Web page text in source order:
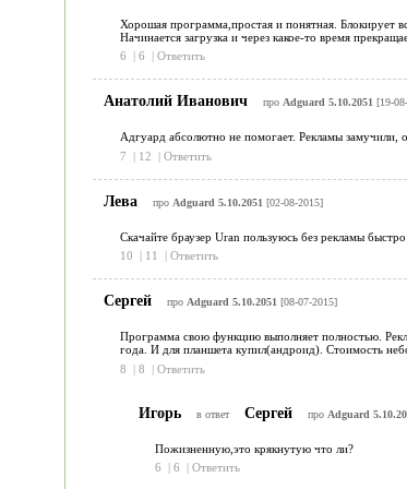
Хорошая программа,простая и понятная. Блокирует
Начинается загрузка и через какое-то время
6
| 6 | Ответить
Анатолий Иванович про Adguard 5.10.2051 [19-
Адгуард абсолютно не помогает. Рекламы замучили,
7
| 12 | Ответить
Лева про Adguard 5.10.2051 [02-08-2015]
Скачайте браузер Uran пользуюсь без рекламы
10
| 11 | Ответить
Сергей про Adguard 5.10.2051 [08-07-2015]
Программа свою функцию выполняет полностью.
года. И для планшета купил(андроид). Стоимость
8
| 8 | Ответить
Игорь в ответ Сергей про Adguard
Пожизненную,это крякнутую что ли?
6
| 6 | Ответить